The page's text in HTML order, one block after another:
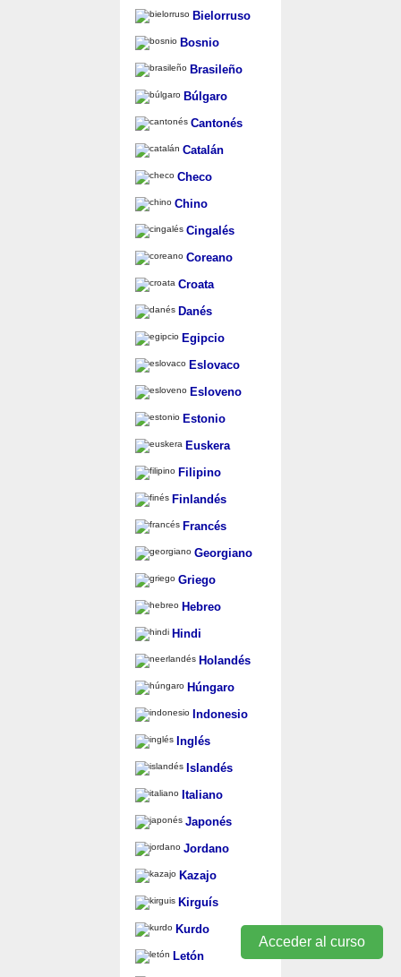
Acceder al curso
Bielorruso
Bosnio
Brasileño
Búlgaro
Cantonés
Catalán
Checo
Chino
Cingalés
Coreano
Croata
Danés
Egipcio
Eslovaco
Esloveno
Estonio
Euskera
Filipino
Finlandés
Francés
Georgiano
Griego
Hebreo
Hindi
Holandés
Húngaro
Indonesio
Inglés
Islandés
Italiano
Japonés
Jordano
Kazajo
Kirguís
Kurdo
Letón